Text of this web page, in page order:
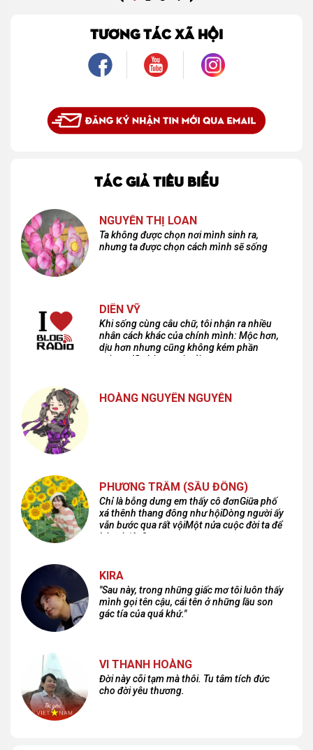
TƯƠNG TÁC XÃ HỘI
TÁC GIẢ TIÊU BIỂU
NGUYỄN THỊ LOAN
Ta không được chọn nơi mình sinh ra,
nhưng ta được chọn cách mình sẽ sống
DIÊN VỸ
Khi sống cùng câu chữ, tôi nhận ra nhiều
nhân cách khác của chính mình: Mộc hơn,
dịu hơn nhưng cũng không kém phần
cuồng dã và hoang hoải...
HOÀNG NGUYÊN NGUYỄN
PHƯƠNG TRÂM (SẦU ĐÔNG)
Chỉ là bỗng dưng em thấy cô đơnGiữa phố
xá thênh thang đông như hộiDòng người ấy
vẫn bước qua rất vộiMột nửa cuộc đời ta để
lại nơi đâu?
KIRA
"Sau này, trong những giấc mơ tôi luôn thấy
mình gọi tên cậu, cái tên ở những lầu son
gác tía của quá khứ."
VI THANH HOÀNG
Đời này cõi tạm mà thôi. Tu tâm tích đức
cho đời yêu thương.